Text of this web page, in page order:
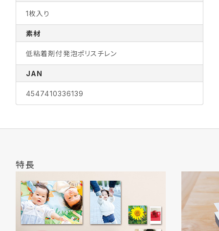
1枚入り
素材
低粘着剤付発泡ポリスチレン
JAN
4547410336139
特長